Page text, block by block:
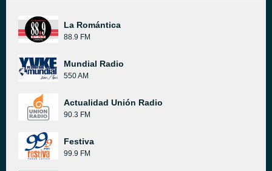
La Romántica
88.9 FM
Mundial Radio
550 AM
Actualidad Unión Radio
90.3 FM
Festiva
99.9 FM